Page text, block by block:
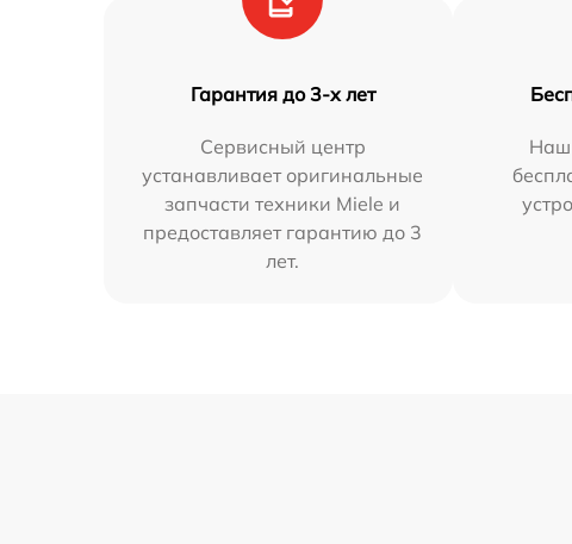
Гарантия до 3-х лет
Сервисный центр
устанавливает оригинальные
запчасти техники Miele и
предоставляет гарантию до 3
лет.
Наш